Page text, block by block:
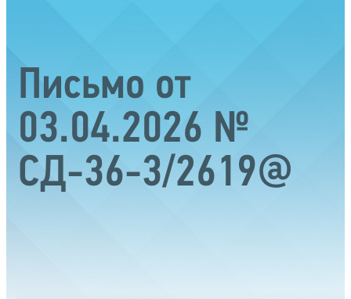
Письмо от
03.04.2026 №
СД-36-3/2619@